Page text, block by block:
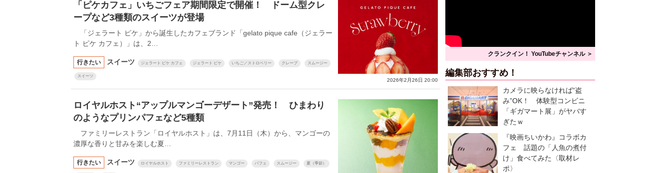
2026年2月26日 20:00
「ピケカフェ」いちごフェア期間限定で開催！ ドーム型クレ
ープなど3種類のスイーツが登場
「ジェラート ピケ」から誕生したカフェブランド「gelato pique cafe（ジェラー
ト ピケ カフェ）」は、2…
行きたい スイーツ ジェラート ピケ カフェ ジェラート ピケ いちご／ストロベリー クレープ スムージー
スイーツ
ロイヤルホスト“アップルマンゴーデザート”発売！ ひまわり
のようなプリンパフェなど5種類
ファミリーレストラン「ロイヤルホスト」は、7月11日（木）から、マンゴーの
濃厚な香りと甘みを楽しむ夏…
行きたい スイーツ ロイヤルホスト ファミリーレストラン マンゴー パフェ スムージー 夏（季節）
クランクイン！ YouTubeチャンネル ＞
編集部おすすめ！
カメラに映らなければ“盗
み”OK！ 体験型コンビニ
「ギガマート展」がヤバす
ぎたｗ
『映画ちいかわ』コラボカ
フェ 話題の「人魚の煮付
け」食べてみた〈取材レ
ポ〉